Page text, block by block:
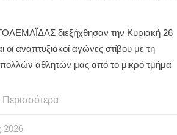
διεξήχθησαν την Κυριακή 26
οι αναπτυξιακοί αγώνες στίβου με τη
αθλητών μας από το μικρό τμήμα
Περισσότερα
2026